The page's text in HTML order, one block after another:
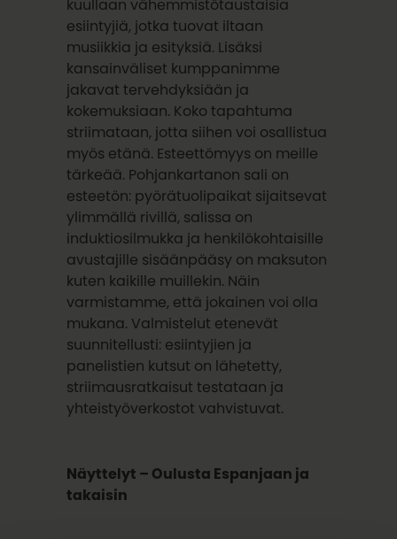
kuullaan vähemmistötaustaisia
esiintyjiä, jotka tuovat iltaan
musiikkia ja esityksiä. Lisäksi
kansainväliset kumppanimme
jakavat tervehdyksiään ja
kokemuksiaan. Koko tapahtuma
striimataan, jotta siihen voi osallistua
myös etänä. Esteettömyys on meille
tärkeää. Pohjankartanon sali on
esteetön: pyörätuolipaikat sijaitsevat
ylimmällä rivillä, salissa on
induktiosilmukka ja henkilökohtaisille
avustajille sisäänpääsy on maksuton
kuten kaikille muillekin. Näin
varmistamme, että jokainen voi olla
mukana. Valmistelut etenevät
suunnitellusti: esiintyjien ja
panelistien kutsut on lähetetty,
striimausratkaisut testataan ja
yhteistyöverkostot vahvistuvat.
Näyttelyt – Oulusta Espanjaan ja
takaisin